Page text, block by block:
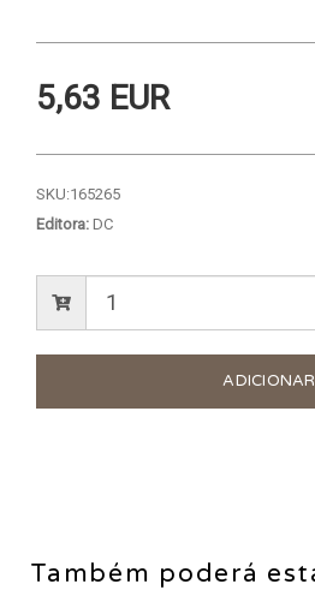
5,63 EUR
SKU:165265
Editora: DC
Também poderá